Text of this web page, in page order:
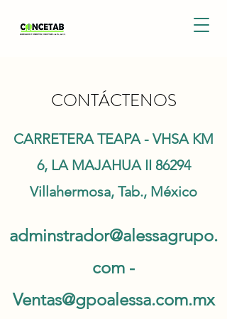
CONTÁCTENOS
CARRETERA TEAPA - VHSA KM
6, LA MAJAHUA II 86294
Villahermosa, Tab., México
adminstrador@alessagrupo.
com -
Ventas@gpoalessa.com.mx